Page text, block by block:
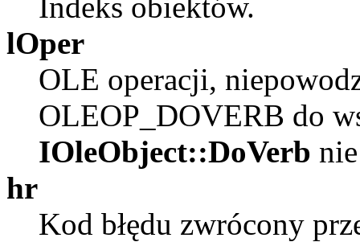
lOper
OLE operacji,
OLEOP_DOVERB do
IOleObject::DoVerb
hr
Kod błędu zwrócony